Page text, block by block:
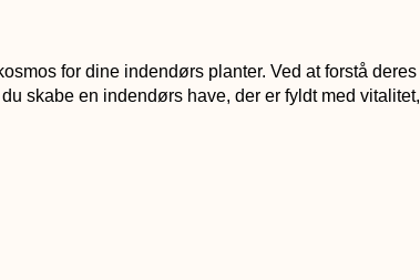
for dine indendørs planter. Ved at forstå deres
skabe en indendørs have, der er fyldt med vitalitet,